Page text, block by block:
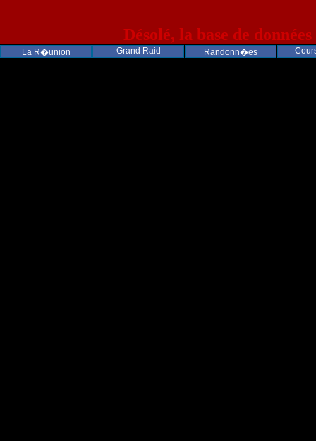
La R�union Grand Raid Randonn�es
Désolé, la base de